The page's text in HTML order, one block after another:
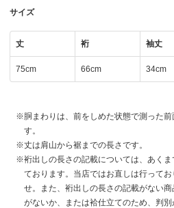
サイズ
丈 裄 袖丈
75cm 66cm 34cm
胴まわりは、前をしめた状態で測った
す。
丈は肩山から裾までの長さです。
裄出しの長さの記載については、あく
ております。当店ではお直しは行って
せ。また、裄出しの長さの記載がない
がないか、または袷仕立てのため、判別